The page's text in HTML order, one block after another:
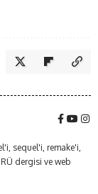
sequel'i, remake'i,
dergisi ve web